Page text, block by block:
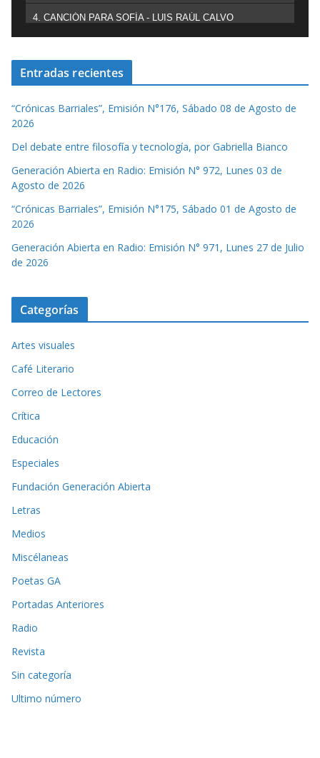
4. CANCIÓN PARA SOFÍA - LUIS RAÚL CALVO
Entradas recientes
“Crónicas Barriales”, Emisión N°176, Sábado 08 de Agosto de
2026
Del debate entre filosofía y tecnología, por Gabriella Bianco
Generación Abierta en Radio: Emisión N° 972, Lunes 03 de
Agosto de 2026
“Crónicas Barriales”, Emisión N°175, Sábado 01 de Agosto de
2026
Generación Abierta en Radio: Emisión N° 971, Lunes 27 de Julio
de 2026
Categorías
Artes visuales
Café Literario
Correo de Lectores
Crítica
Educación
Especiales
Fundación Generación Abierta
Letras
Medios
Miscélaneas
Poetas GA
Portadas Anteriores
Radio
Revista
Sin categoría
Ultimo número